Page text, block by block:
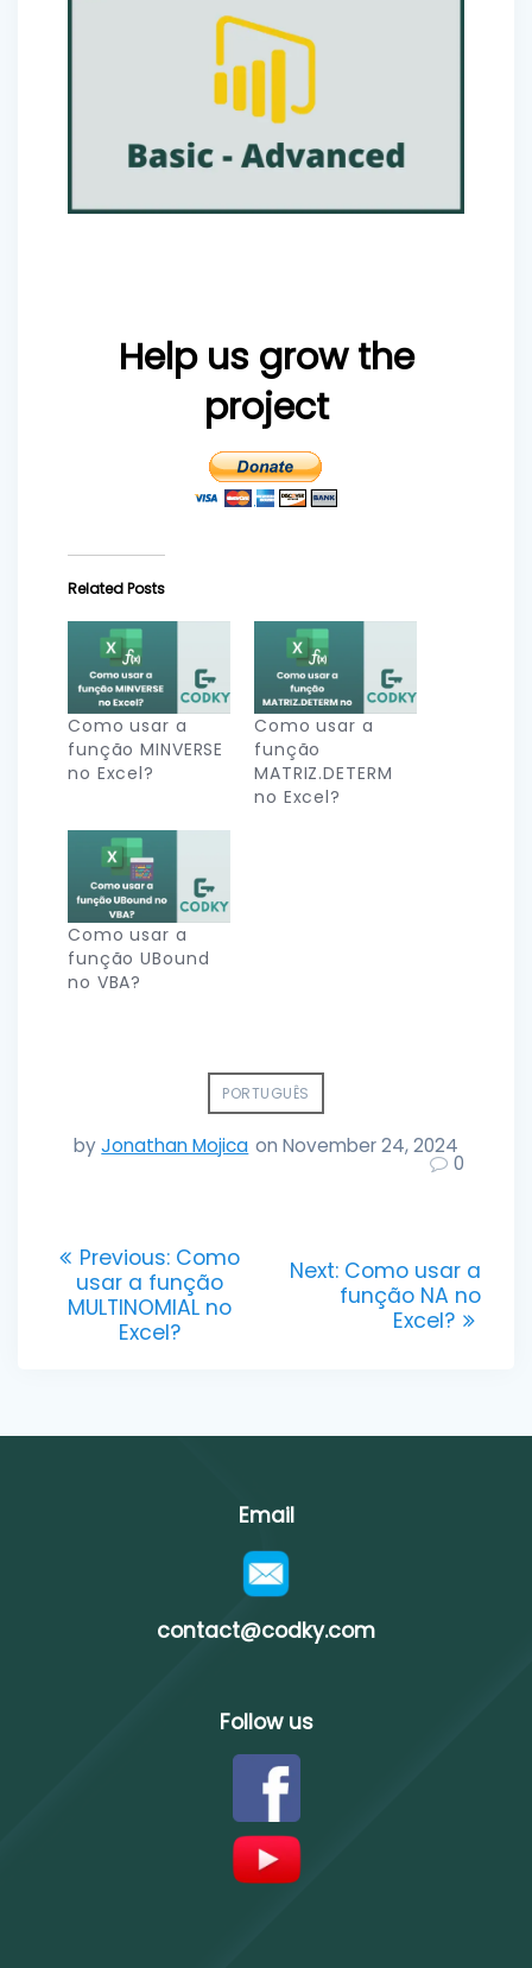
Help us grow the
project
Related Posts
Como usar a
função MINVERSE
no Excel?
Como usar a
função
MATRIZ.DETERM
no Excel?
Como usar a
função UBound
no VBA?
PORTUGUÊS
byJonathan Mojica on November 24, 2024
0
Post
navigation
Previous: Previous
post:
Como
usar a função
MULTINOMIAL no
Excel?
Next: Next
post:
Como usar a
função NA no
Excel?
Email
contact@codky.com
Follow us